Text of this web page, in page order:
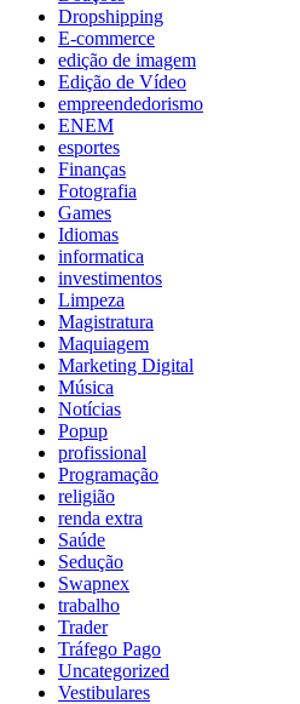
Dropshipping
E-commerce
edição de imagem
Edição de Vídeo
empreendedorismo
ENEM
esportes
Finanças
Fotografia
Games
Idiomas
informatica
investimentos
Limpeza
Magistratura
Maquiagem
Marketing Digital
Música
Notícias
Popup
profissional
Programação
religião
renda extra
Saúde
Sedução
Swapnex
trabalho
Trader
Tráfego Pago
Uncategorized
Vestibulares